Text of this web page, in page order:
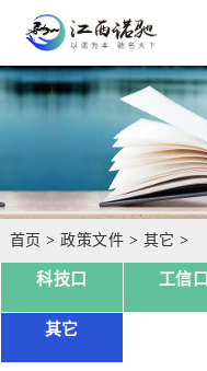
首页 >政策文件 > 其它 >
科技口 工信口
其它